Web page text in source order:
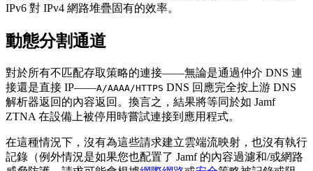
IPv6 對 IPv4 網路堆疊固有的效率。
動態分割通道
對於所有不匹配存取策略的連接——無論是通過仲介 DNS 連
接還是直接 IP——A/AAAA/HTTPS DNS 回應完全按上游 DNS
解析器返回的內容返回。換言之，結果將等同於如 Jamf
ZTNA 在設備上被停用時嘗試連接到應用程式。
在這種情況下，沒有為這些請求建立雲端流映射，也沒有執行
記錄（例外情況是如果您也配置了 Jamf 的內容過濾和/或網路